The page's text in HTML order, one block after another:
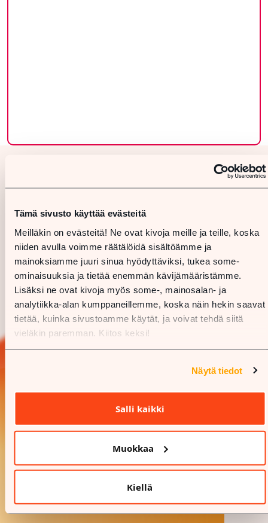
Tämä sivusto käyttää evästeitä
Meilläkin on evästeitä! Ne ovat kivoja meille ja teille, koska
niiden avulla voimme räätälöidä sisältöämme ja
mainoksiamme juuri sinua hyödyttäviksi, tukea some-
ominaisuuksia ja tietää enemmän kävijämääristämme.
Lisäksi ne ovat kivoja myös some-, mainosalan- ja
analytiikka-alan kumppaneillemme, koska näin hekin saavat
tietää, kuinka sivustoamme käytät, ja voivat tehdä siitä
vieläkin paremman. Kiitos keksi!
Näytä tiedot
Salli kaikki
Muokkaa
Kiellä